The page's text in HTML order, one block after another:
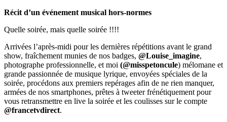
Récit d’un événement musical hors-normes
Quelle soirée, mais quelle soirée !!!!
Arrivées l’après-midi pour les dernières répétitions avant le grand
show, fraîchement munies de nos badges, @Louise_imagine,
photographe professionnelle, et moi (@misspetoncule) mélomane et
grande passionnée de musique lyrique, envoyées spéciales de la
soirée, procédons aux premiers repérages afin de ne rien manquer,
armées de nos smartphones, prêtes à tweeter frénétiquement pour
vous retransmettre en live la soirée et les coulisses sur le compte
@francetvdirect.